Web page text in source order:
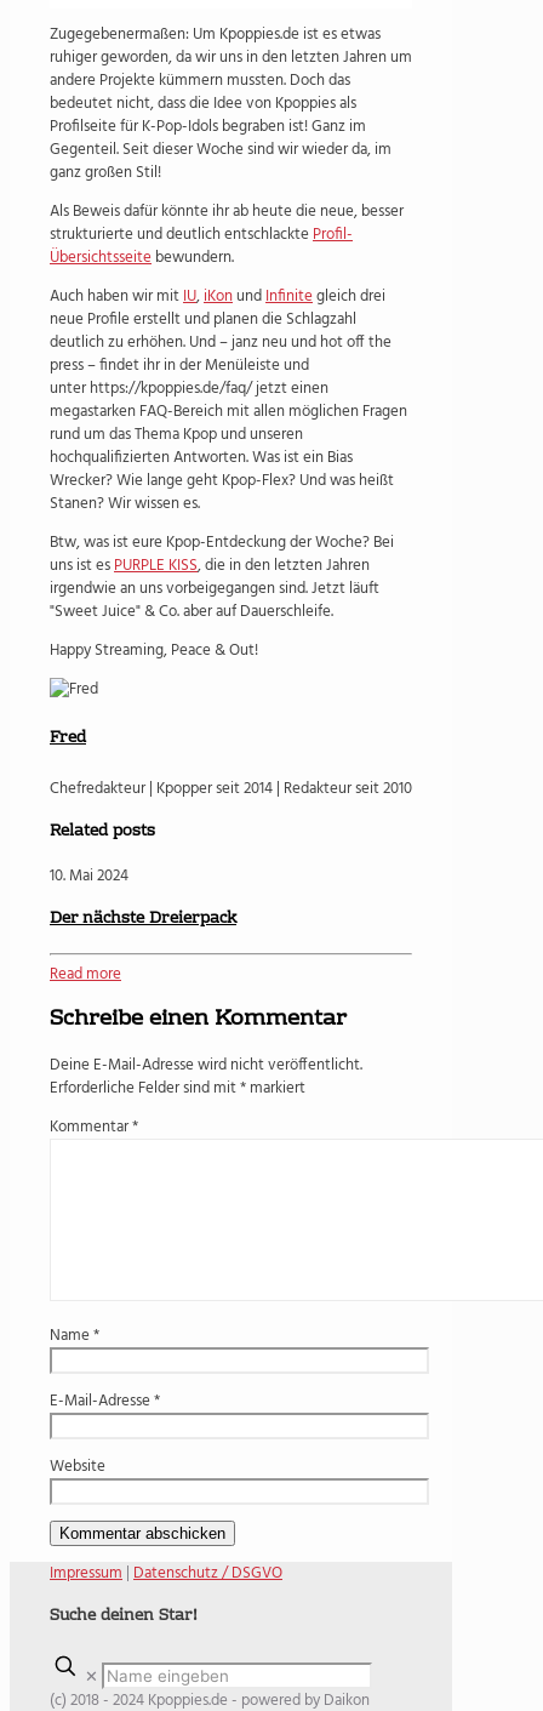
Zugegebenermaßen: Um Kpoppies.de ist es etwas
ruhiger geworden, da wir uns in den letzten Jahren um
andere Projekte kümmern mussten. Doch das
bedeutet nicht, dass die Idee von Kpoppies als
Profilseite für K-Pop-Idols begraben ist! Ganz im
Gegenteil. Seit dieser Woche sind wir wieder da, im
ganz großen Stil!
Als Beweis dafür könnte ihr ab heute die neue, besser
strukturierte und deutlich entschlackteProfil-
Übersichtsseitebewundern.
Auch haben wir mitIU,iKonundInfinitegleich drei
neue Profile erstellt und planen die Schlagzahl
deutlich zu erhöhen. Und – janz neu und hot off the
press – findet ihr in der Menüleiste und
unter https://kpoppies.de/faq/ jetzt einen
megastarken FAQ-Bereich mit allen möglichen Fragen
rund um das Thema Kpop und unseren
hochqualifizierten Antworten. Was ist ein Bias
Wrecker? Wie lange geht Kpop-Flex? Und was heißt
Stanen? Wir wissen es.
Btw, was ist eure Kpop-Entdeckung der Woche? Bei
uns ist esPURPLE KISS, die in den letzten Jahren
irgendwie an uns vorbeigegangen sind. Jetzt läuft
"Sweet Juice" & Co. aber auf Dauerschleife.
Happy Streaming, Peace & Out!
Fred
Chefredakteur | Kpopper seit 2014 | Redakteur seit 2010
Related posts
10. Mai 2024
Der nächste Dreierpack
Read more
Schreibe einen Kommentar
Deine E-Mail-Adresse wird nicht veröffentlicht.
Erforderliche Felder sind mit*markiert
Kommentar*
Name*
E-Mail-Adresse*
Website
Impressum|Datenschutz / DSGVO
Suche deinen Star!
✕
(c) 2018 - 2024 Kpoppies.de - powered by Daikon